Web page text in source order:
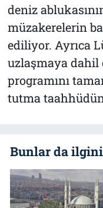
deniz
müzakerelerin
ediliyor. Ayrıca
uzlaşmaya dahil
programını
tutma
Bunlar da